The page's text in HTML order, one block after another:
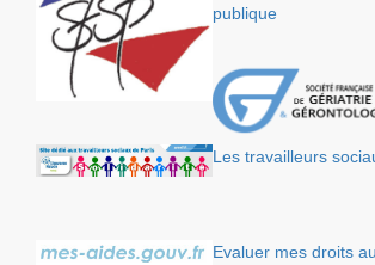
publique
Les travailleurs
Evaluer mes droits